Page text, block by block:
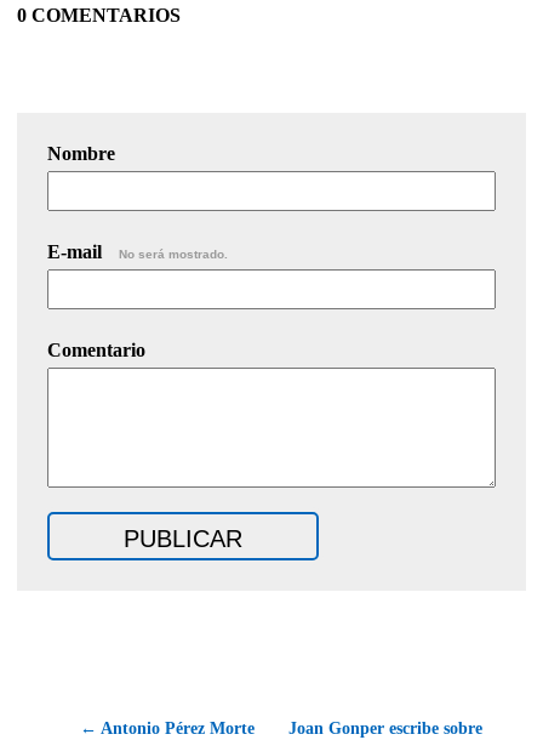
0 COMENTARIOS
Nombre
E-mail No será mostrado.
Comentario
← Antonio Pérez Morte Joan Gonper escribe sobre